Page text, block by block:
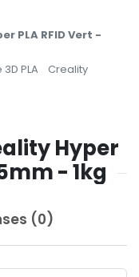
PLA RFID Vert -
PLA
Creality
Hyper
- 1kg
(0)